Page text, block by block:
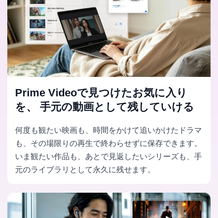
Prime Videoで見つけたお気に入り
を、 手元の動画として残していける
何度も観たい映画も、時間をかけて追いかけたドラマ
も、その場限りの再生で終わらせずに保存できます。
いま観たい作品も、あとで見返したいシリーズも、手
元のライブラリとして永久に残せます。